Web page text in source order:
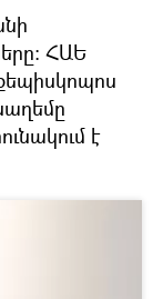
ՀԱԵ
է